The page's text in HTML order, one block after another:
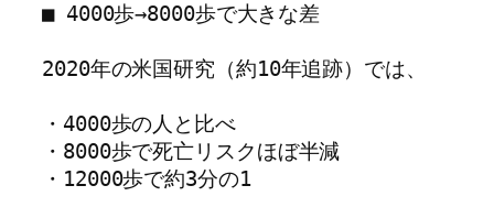
■ 4000歩→8000歩で大きな差
2020年の米国研究（約10年追跡）では、
・4000歩の人と比べ
・8000歩で死亡リスクほぼ半減
・12000歩で約3分の1